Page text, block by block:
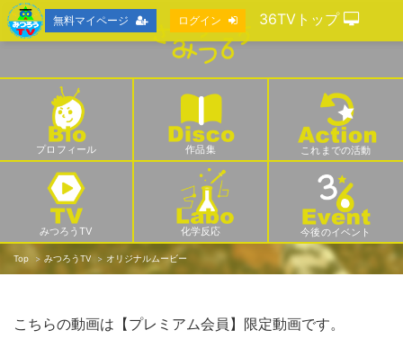
プロフィール 作品集 これまでの活動
みつろうTV 化学反応 今後のイベント
Top みつろうTV オリジナルムービー
こちらの動画は【プレミアム会員】限定動画です。
無料マイページ ログイン 36TVトップ